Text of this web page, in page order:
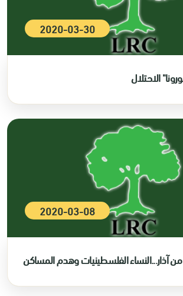
2020-03-30
الاحتلال
2020-03-08
آذار...النساء الفلسطينيات وهدم المساكن